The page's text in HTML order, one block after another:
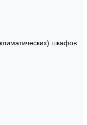
шкафов